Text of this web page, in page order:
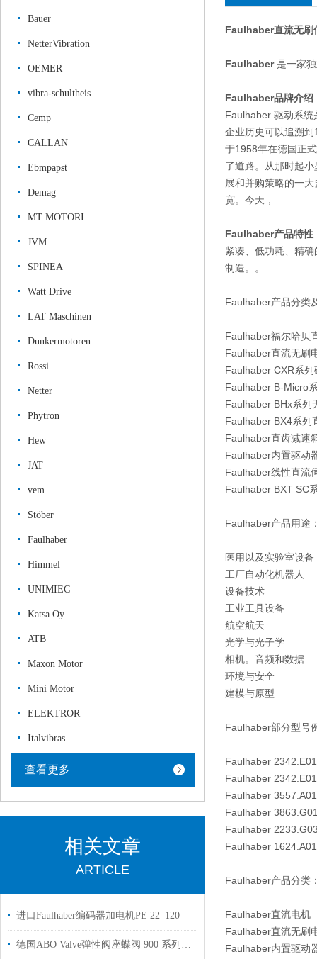
Bauer
NetterVibration
OEMER
vibra-schultheis
Cemp
CALLAN
Ebmpapst
Demag
MT MOTORI
JVM
SPINEA
Watt Drive
LAT Maschinen
Dunkermotoren
Rossi
Netter
Phytron
Hew
JAT
vem
Stöber
Faulhaber
Himmel
UNIMIEC
Katsa Oy
ATB
Maxon Motor
Mini Motor
ELEKTROR
Italvibras
查看更多
相关文章
ARTICLE
进口Faulhaber编码器加电机PE 22–120
德国ABO Valve弹性阀座蝶阀 900 系列用于国内钢厂使用
Faulhaber直流无刷
Faulhaber是一家
Faulhaber品牌介绍
Faulhaber 驱动系统
企业历史可以追溯
于1958年在德国正
了道路。从那时起
展和并购策略的一
宽。今天，
Faulhaber产品特性
紧凑、低功耗、精
制造。。
Faulhaber产品分类
Faulhaber福尔哈贝
Faulhaber直流无刷
Faulhaber CXR系
Faulhaber B-Micro
Faulhaber BHx系列
Faulhaber BX4系列
Faulhaber直齿减速
Faulhaber内置驱动
Faulhaber线性直流
Faulhaber BXT SC
Faulhaber产品用途
医用以及实验室设备
工厂自动化机器人
设备技术
工业工具设备
航空航天
光学与光子学
相机。音频和数据
环境与安全
建模与原型
Faulhaber部分型号
Faulhaber
Faulhaber
Faulhaber
Faulhaber
Faulhaber
Faulhaber
Faulhaber产品分类
Faulhaber直流电机
Faulhaber直流无刷
Faulhaber内置驱动